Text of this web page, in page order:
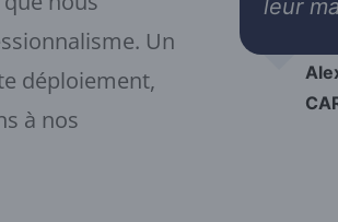
Un
déploiement,
à nos
leur